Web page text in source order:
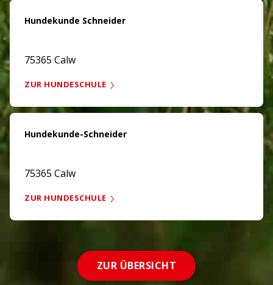
Hundekunde Schneider
75365 Calw
ZUR HUNDESCHULE
Hundekunde-Schneider
75365 Calw
ZUR HUNDESCHULE
ZUR ÜBERSICHT